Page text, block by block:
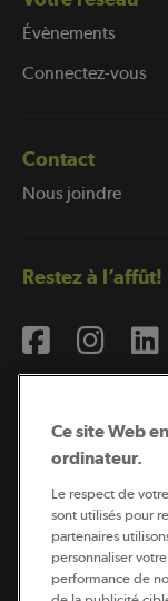
Évènements
Connectez-vous
Contact
Nous joindre
Restez à l’affût!
Il
Ce site Web
ordinateur.
Le respect de
sont utilisés pour
partenaires
personnaliser
performance de